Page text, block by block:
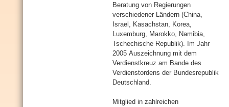
Beratung von Regierungen
verschiedener Ländern (China,
Israel, Kasachstan, Korea,
Luxemburg, Marokko, Namibia,
Tschechische Republik). Im Jahr
2005 Auszeichnung mit dem
Verdienstkreuz am Bande des
Verdienstordens der Bundesrepublik
Deutschland.
Mitglied in zahlreichen